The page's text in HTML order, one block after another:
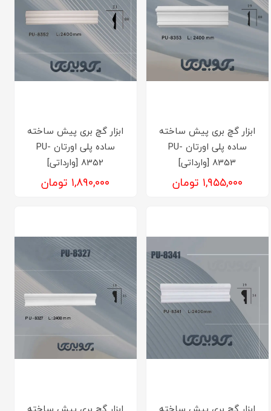
ابزار گچ بری پیش ساخته
ساده پلی اورتان PU-
8353 [وارداتی]
۱,۹۵۵,۰۰۰ تومان
ابزار گچ بری پیش ساخته
ساده پلی اورتان PU-
8352 [وارداتی]
۱,۸۹۰,۰۰۰ تومان